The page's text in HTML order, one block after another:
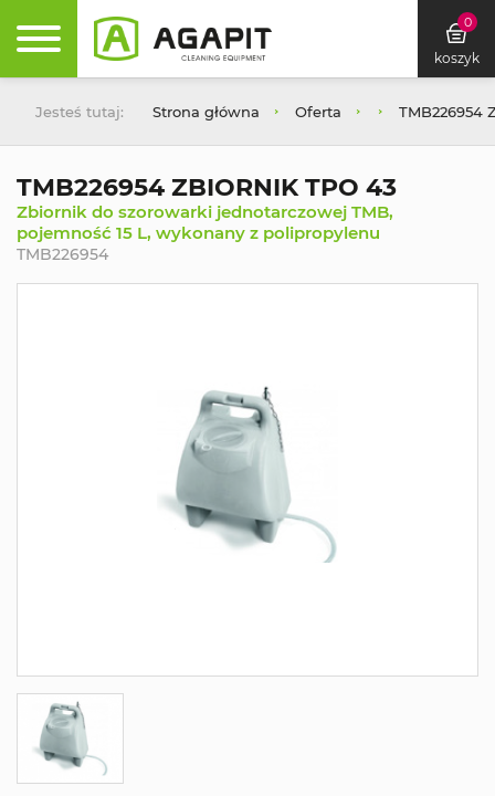
0
koszyk
Jesteś tutaj: Strona główna Oferta TMB226954
TMB226954 ZBIORNIK TPO 43
Zbiornik do szorowarki jednotarczowej TMB,
pojemność 15 L, wykonany z polipropylenu
TMB226954